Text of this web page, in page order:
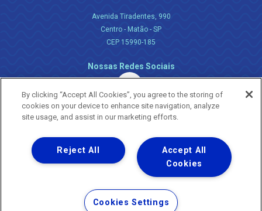
Avenida Tiradentes, 990
Centro - Matão - SP
CEP 15990-185
Nossas Redes Sociais
Uma empresa
Copyright ® 2026 - Todos os Direitos Reservados.
Nossa natureza movimenta a vida
Termos Gerais de Uso de Sites e Aplicativos
By clicking “Accept All Cookies”, you agree to the storing of
cookies on your device to enhance site navigation, analyze
site usage, and assist in our marketing efforts.
Accept All
Cookies
Reject All
Cookies Settings